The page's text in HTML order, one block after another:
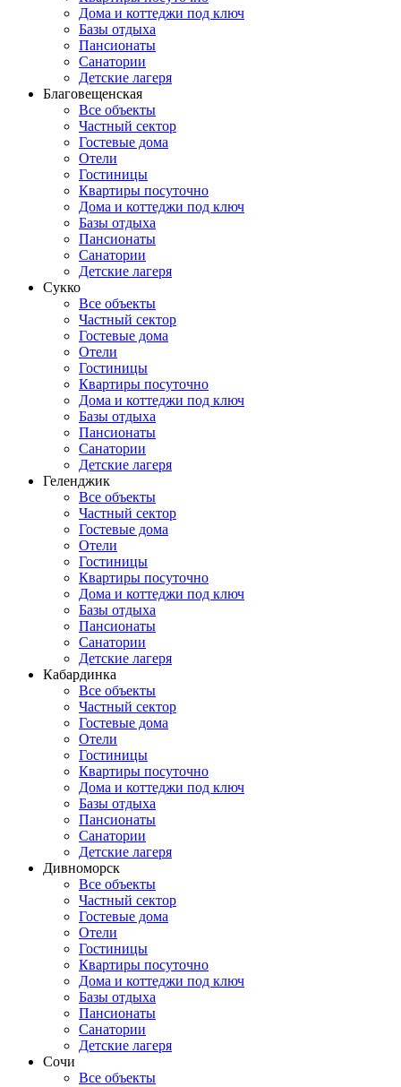
Дома и коттеджи под ключ
Базы отдыха
Пансионаты
Санатории
Детские лагеря
Благовещенская
Все объекты
Частный сектор
Гостевые дома
Отели
Гостиницы
Квартиры посуточно
Дома и коттеджи под ключ
Базы отдыха
Пансионаты
Санатории
Детские лагеря
Сукко
Все объекты
Частный сектор
Гостевые дома
Отели
Гостиницы
Квартиры посуточно
Дома и коттеджи под ключ
Базы отдыха
Пансионаты
Санатории
Детские лагеря
Геленджик
Все объекты
Частный сектор
Гостевые дома
Отели
Гостиницы
Квартиры посуточно
Дома и коттеджи под ключ
Базы отдыха
Пансионаты
Санатории
Детские лагеря
Кабардинка
Все объекты
Частный сектор
Гостевые дома
Отели
Гостиницы
Квартиры посуточно
Дома и коттеджи под ключ
Базы отдыха
Пансионаты
Санатории
Детские лагеря
Дивноморск
Все объекты
Частный сектор
Гостевые дома
Отели
Гостиницы
Квартиры посуточно
Дома и коттеджи под ключ
Базы отдыха
Пансионаты
Санатории
Детские лагеря
Сочи
Все объекты